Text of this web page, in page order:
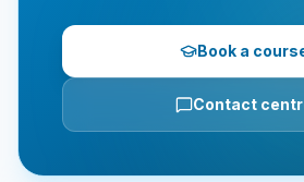
Book a
Contact